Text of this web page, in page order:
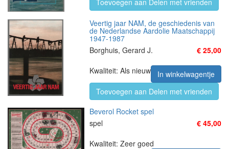
Toevoegen aan Delen met vrienden
Veertig jaar NAM, de geschiedenis van
de Nederlandse Aardolie Maatschappij
1947-1987
Borghuis, Gerard J.
€ 25,00
Kwaliteit: Als nieuw
In winkelwagentje
Toevoegen aan Delen met vrienden
Beverol Rocket spel
spel
€ 45,00
Kwaliteit: Zeer goed